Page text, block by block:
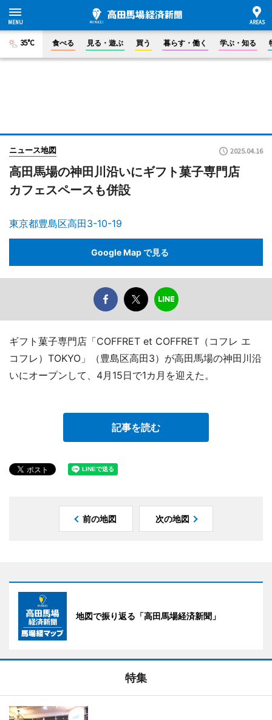
35°C 食べる 見る・遊ぶ 買う 暮らす・働く 学ぶ・知る
ニュース地図 2025.04.16
高田馬場の神田川沿いにギフト菓子専門店
カフェスペースも併設
東京都豊島区高田3-10-19
Google Map で見る
ギフト菓子専門店「COFFRET et COFFRET（コフレ エ
コフレ）TOKYO」（豊島区高田3）が高田馬場の神田川沿
いにオープンして、4月15日で1カ月を迎えた。
記事を読む
前の地図 次の地図
地図で振り返る「高田馬場経済新聞」
特集